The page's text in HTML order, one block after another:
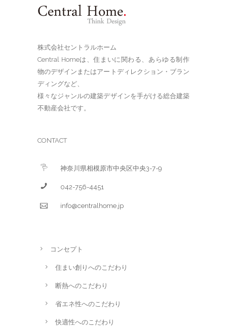
株式会社セントラルホーム
Central Homeは、住まいに関わる、あらゆる制作
物のデザインまたはアートディレクション・ブラン
ディングなど、
様々なジャンルの建築デザインを手がける総合建築
不動産会社です。
CONTACT
神奈川県相模原市中央区中央3-7-9
042-756-4451
info@centralhome.jp
コンセプト
住まい創りへのこだわり
断熱へのこだわり
省エネ性へのこだわり
快適性へのこだわり